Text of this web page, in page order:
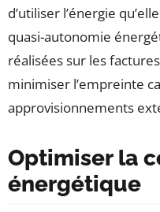
d’utiliser l’énergie
quasi-autonomie
réalisées sur les
minimiser l’empreinte
approvisionnements
Optimiser la
énergétique